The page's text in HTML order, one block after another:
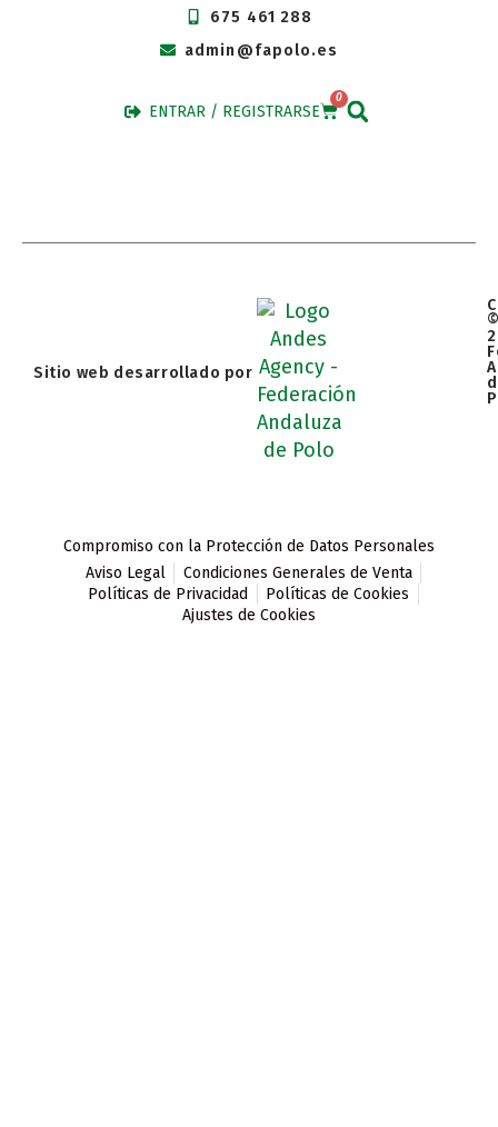
675 461 288
admin@fapolo.es
ENTRAR / REGISTRARSE
0
Sitio web desarrollado por
Compromiso con la Protección de Datos Personales
Aviso Legal
Condiciones Generales de Venta
Políticas de Privacidad
Políticas de Cookies
Ajustes de Cookies